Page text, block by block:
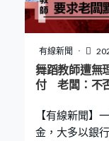
有線新聞
舞蹈教師遭
付 老闆：不
【有線新聞】
金，大多以銀